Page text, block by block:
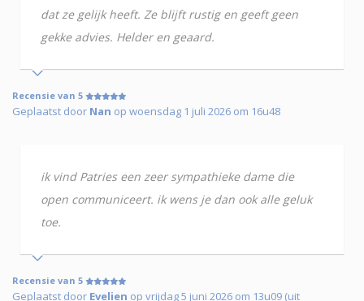
dat ze gelijk heeft. Ze blijft rustig en geeft geen
gekke advies. Helder en geaard.
Recensie van 5
Geplaatst door Nan op woensdag 1 juli 2026 om 16u48
ik vind Patries een zeer sympathieke dame die
open communiceert. ik wens je dan ook alle geluk
toe.
Recensie van 5
Geplaatst door Evelien op vrijdag 5 juni 2026 om 13u09 (uit